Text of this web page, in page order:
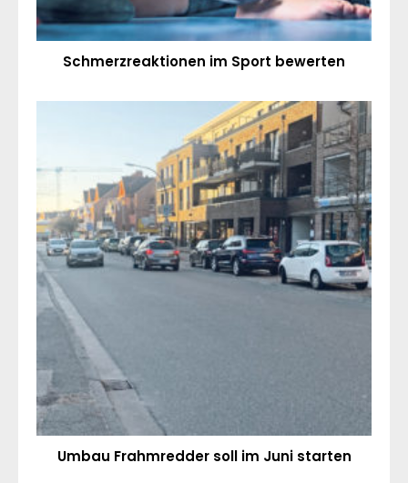
Schmerzreaktionen im Sport bewerten
Umbau Frahmredder soll im Juni starten